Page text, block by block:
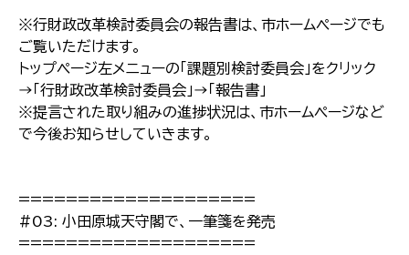
※行財政改革検討委員会の報告書は、市ホームページでも
ご覧いただけます。
トップページ左メニューの「課題別検討委員会」をクリック
→「行財政改革検討委員会」→「報告書」
※提言された取り組みの進捗状況は、市ホームページなど
で今後お知らせしていきます。
====================
#03: 小田原城天守閣で、一筆箋を発売
====================